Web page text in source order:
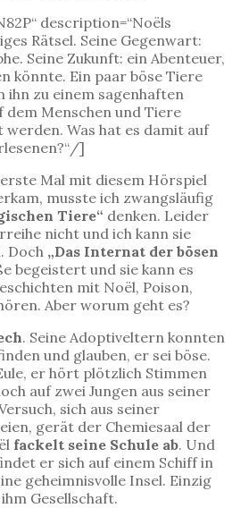
description=“Noëls
Rätsel. Seine Gegenwart:
Seine Zukunft: ein Abenteuer,
könnte. Ein paar böse Tiere
ihn zu einem sagenhaften
Menschen und Tiere
Was hat es damit auf
]
Mal mit diesem Hörspiel
musste ich zwangsläufig
Tiere“ denken. Leider
nicht und ich kann sie
Doch „Das Internat der bösen
begeistert und sie kann es
mit Noël, Poison,
Aber worum geht es?
. Seine Adoptiveltern konnten
und glauben, er sei böse.
er hört plötzlich Stimmen
auf zwei Jungen aus seiner
sich aus seiner
gerät der Chemiesaal der
fackelt seine Schule ab. Und
er sich auf einem Schiff in
geheimnisvolle Insel. Einzig
Gesellschaft.